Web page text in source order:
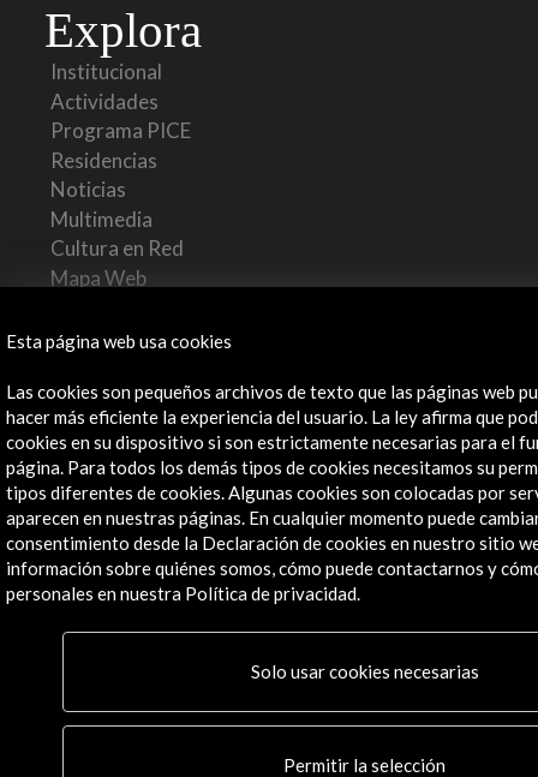
Explora
Institucional
Actividades
Programa PICE
Residencias
Noticias
Multimedia
Cultura en Red
Mapa Web
Logo y crédito a AC/E
Conecta
X (Twitter)
Instagram
LinkedIn
Facebook
Youtube
Spotify
Flickr
© Acción Cultural Española (AC/E) / Política de
Esta página web usa cookies
Las cookies son pequeños archivos de texto que las páginas web
hacer más eficiente la experiencia del usuario. La ley afirma que
cookies en su dispositivo si son estrictamente necesarias para el
página. Para todos los demás tipos de cookies necesitamos su
tipos diferentes de cookies. Algunas cookies son colocadas por
aparecen en nuestras páginas. En cualquier momento puede
consentimiento desde la Declaración de cookies en nuestro sitio
información sobre quiénes somos, cómo puede contactarnos y
personales en nuestra Política de privacidad.
Solo usar cookies necesarias
Permitir la selección